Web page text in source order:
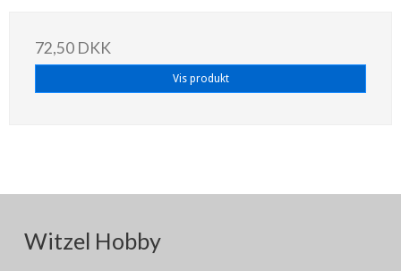
72,50 DKK
Vis produkt
Witzel Hobby